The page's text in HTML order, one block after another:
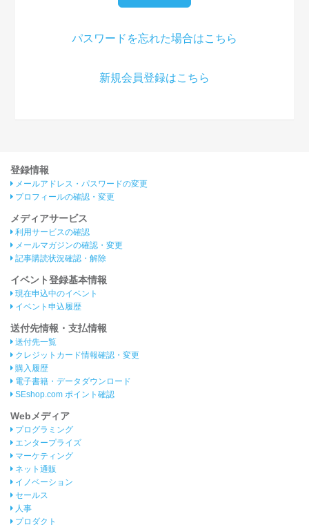
パスワードを忘れた場合はこちら
新規会員登録はこちら
登録情報
メールアドレス・パスワードの変更
プロフィールの確認・変更
メディアサービス
利用サービスの確認
メールマガジンの確認・変更
記事購読状況確認・解除
イベント登録基本情報
現在申込中のイベント
イベント申込履歴
送付先情報・支払情報
送付先一覧
クレジットカード情報確認・変更
購入履歴
電子書籍・データダウンロード
SEshop.com ポイント確認
Webメディア
プログラミング
エンタープライズ
マーケティング
ネット通販
イノベーション
セールス
人事
プロダクト